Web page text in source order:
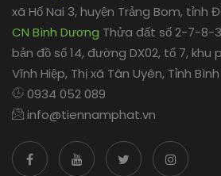
xã Hố Nai 3, huyện Trảng Bom, tỉnh
CN Bình Dương Thửa đất số 2-7-
bản đồ số 14, đường DX02, tổ 7, khu
Vĩnh Hiệp, Thị xã Tân Uyên, Tỉnh
0934 052 089
info@tiennamphat.vn